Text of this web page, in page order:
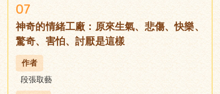
07
神奇的情緒工廠：原來生氣、悲傷、快樂、
驚奇、害怕、討厭是這樣
作者
段張取藝